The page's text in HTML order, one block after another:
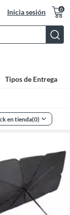
Inicia sesión 0
Bar
Tipos de Entrega
en tienda(0)